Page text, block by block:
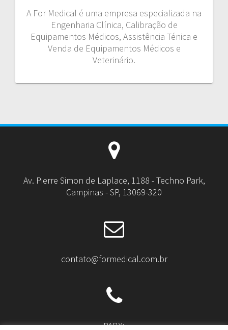
A For Medical é uma empresa especializada na
Engenharia Clínica, Calibração de
Equipamentos Médicos, Assistência Ténica e
Venda de Equipamentos Médicos e
Veterinário.
Av. Pierre Simon de Laplace, 1188 - Techno Park,
Campinas - SP, 13069-320
contato@formedical.com.br
PABX: